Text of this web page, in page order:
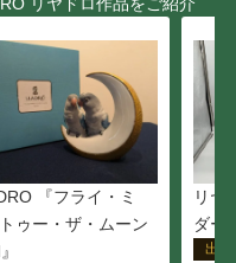
『フライ・ミ
ゥー・ザ・ムーン
リヤ
ダー
出